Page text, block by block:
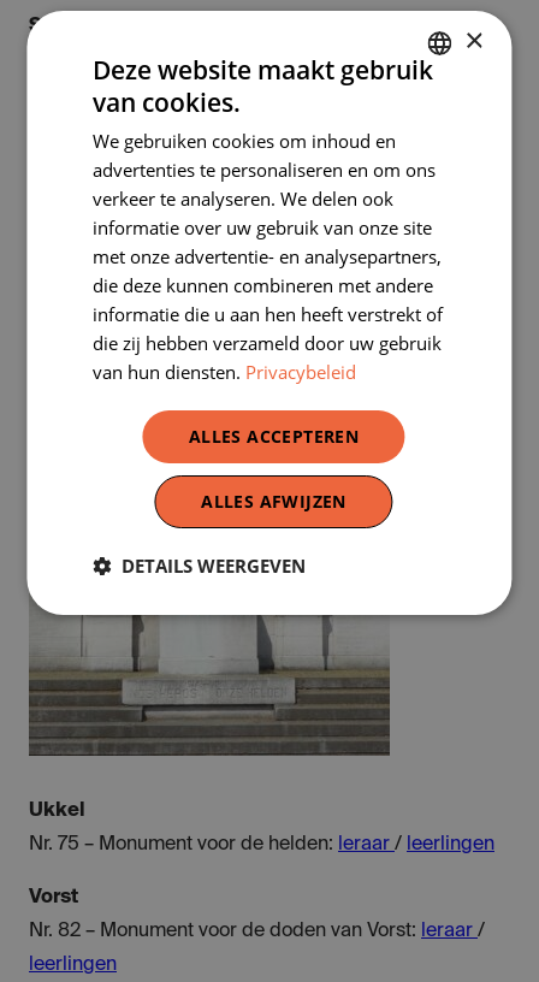
Sint-Jans-Molenbeek
Nr. 64 – Monument voor de doden van Sint-Jans-
Molenbeek:
leraar/leerlingen
Sint-Joost-ten-Node
Nr. 66 – Monument voor de doden van Sint-Joost-ten-
leerlingen
Ukkel
Nr. 75 – Monument voor de helden: leraar / leerlingen
Vorst
Nr. 82 – Monument voor de doden van Vorst: leraar /
leerlingen
×
Deze website maakt gebruik
van cookies.
We gebruiken cookies om inhoud en
advertenties te personaliseren en om ons
verkeer te analyseren. We delen ook
informatie over uw gebruik van onze site
met onze advertentie- en analysepartners,
die deze kunnen combineren met andere
informatie die u aan hen heeft verstrekt of
die zij hebben verzameld door uw gebruik
van hun diensten. Privacybeleid
ALLES ACCEPTEREN
ALLES AFWIJZEN
DETAILS WEERGEVEN